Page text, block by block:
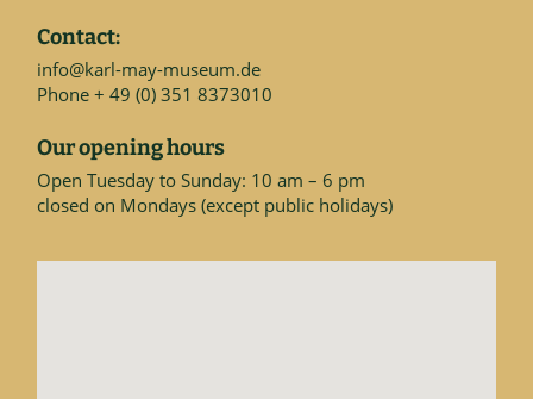
Contact:
info@karl-may-museum.de
Phone + 49 (0) 351 8373010
Our opening hours
Open Tuesday to Sunday: 10 am – 6 pm
closed on Mondays (except public holidays)